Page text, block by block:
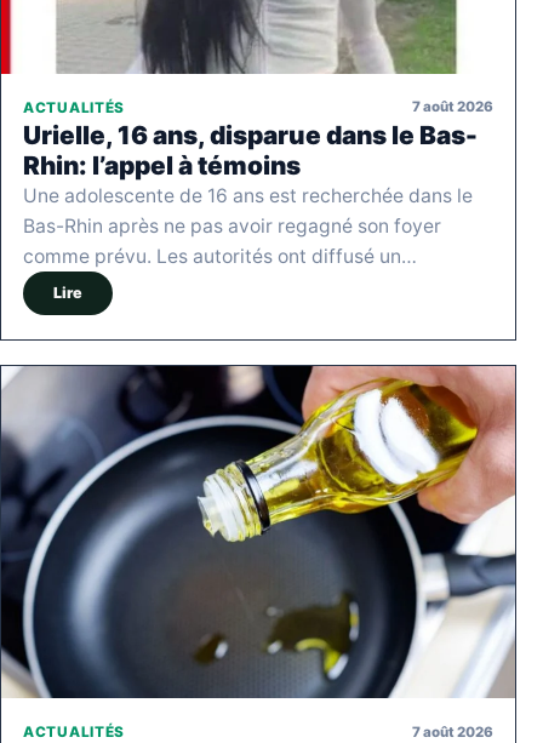
ACTUALITÉS 7 août 2026
Urielle, 16 ans, disparue dans le Bas-
Rhin: l’appel à témoins
Une adolescente de 16 ans est recherchée dans le
Bas-Rhin après ne pas avoir regagné son foyer
comme prévu. Les autorités ont diffusé un…
Lire
ACTUALITÉS 7 août 2026